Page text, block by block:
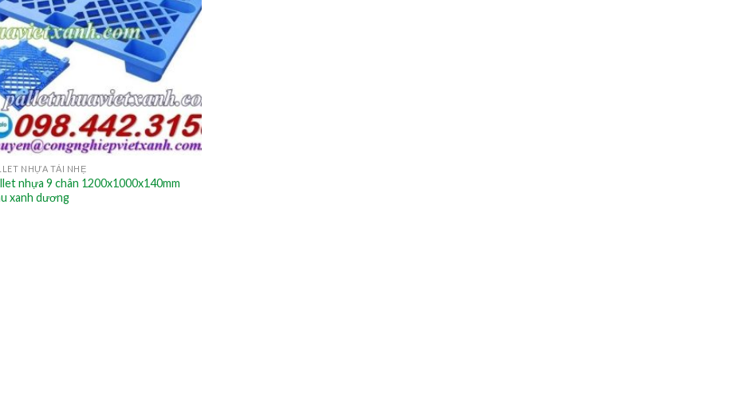
NHỰA TẢI NHẸ
nhựa 9 chân 1200x1000x140mm
xanh dương